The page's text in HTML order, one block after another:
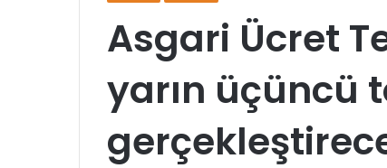
Asgari Ücret
yarın üçüncü